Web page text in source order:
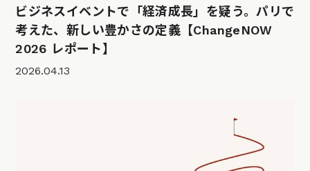
ビジネスイベントで「経済成長」を疑う。パリで
考えた、新しい豊かさの定義【ChangeNOW
2026 レポート】
2026.04.13